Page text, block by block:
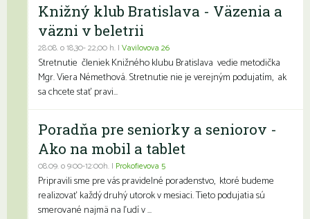
Knižný klub Bratislava - Väzenia a
väzni v beletrii
28.08. o 18,30- 22,00 h. | Vavilovova 26
Stretnutie členiek Knižného klubu Bratislava vedie metodička
Mgr. Viera Némethová. Stretnutie nie je verejným podujatím, ak
sa chcete stať pravi...
Poradňa pre seniorky a seniorov -
Ako na mobil a tablet
08.09. o 9:00-12:00h. | Prokofievova 5
Pripravili sme pre vás pravidelné poradenstvo, ktoré budeme
realizovať každý druhý utorok v mesiaci. Tieto podujatia sú
smerované najmä na ľudí v ...